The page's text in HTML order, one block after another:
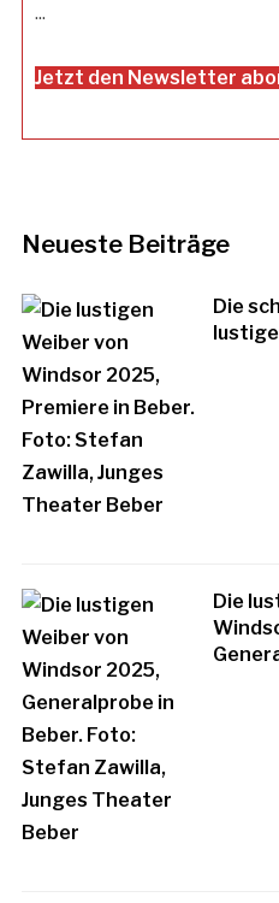
...
Jetzt den Newsletter
Neueste Beiträge
Die
Die